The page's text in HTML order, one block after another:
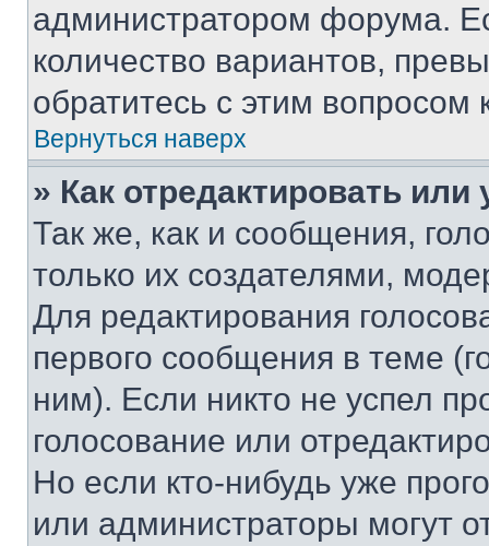
администратором форума.
количество вариантов,
обратитесь с этим вопросом
Вернуться наверх
» Как отредактировать
Так же, как и сообщения,
только их создателями,
Для редактирования
первого сообщения в теме
ним). Если никто не успел
голосование или
Но если кто-нибудь уже
или администраторы могут